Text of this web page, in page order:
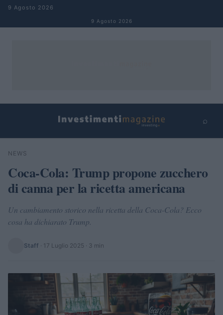
Salta al contenuto
9 Agosto 2026
9 Agosto 2026
⌕
Cerca
NEWS
Coca-Cola: Trump propone zucchero
di canna per la ricetta americana
Un cambiamento storico nella ricetta della Coca-Cola? Ecco
cosa ha dichiarato Trump.
Staff · 17 Luglio 2025 · 3 min